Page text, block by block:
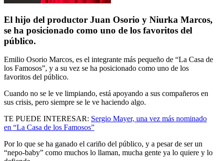
El hijo del productor Juan Osorio y Niurka Marcos,
se ha posicionado como uno de los favoritos del
público.
Emilio Osorio Marcos, es el integrante más pequeño de “La Casa de
los Famosos”, y a su vez se ha posicionado como uno de los
favoritos del público.
Cuando no se le ve limpiando, está apoyando a sus compañeros en
sus crisis, pero siempre se le ve haciendo algo.
TE PUEDE INTERESAR: Sergio Mayer, una vez más nominado
en “La Casa de los Famosos”
Por lo que se ha ganado el cariño del público, y a pesar de ser un
“nepo-baby” como muchos lo llaman, mucha gente ya lo quiere y lo